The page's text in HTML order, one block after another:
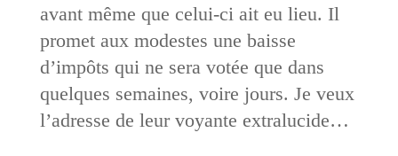
avant même que celui-ci ait eu lieu. Il
promet aux modestes une baisse
d’impôts qui ne sera votée que dans
quelques semaines, voire jours. Je veux
l’adresse de leur voyante extralucide…